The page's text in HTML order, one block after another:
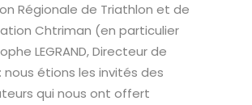
Régionale de Triathlon et de
Chtriman (en particulier
LEGRAND, Directeur de
nous étions les invités des
qui nous ont offert